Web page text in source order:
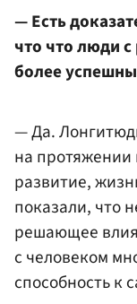
— Есть
что что люди
более
— Да.
на протяжении
развитие,
показали, что
решающее
с человеком
способность к